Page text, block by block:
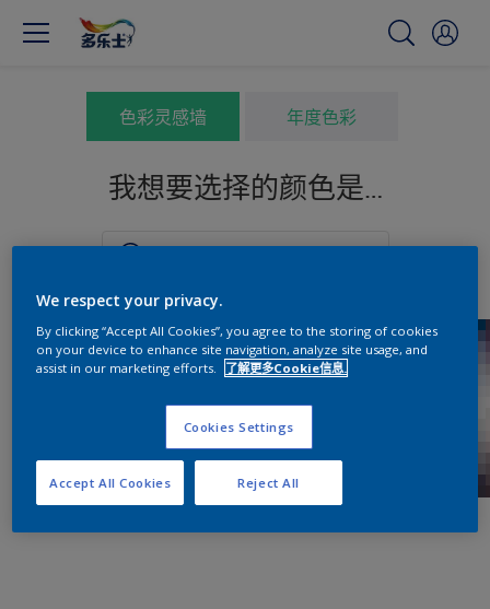
色彩灵感墙 年度色彩
我想要选择的颜色是…
We respect your privacy.
By clicking “Accept All Cookies”, you agree to the storing of cookies
on your device to enhance site navigation, analyze site usage, and
assist in our marketing efforts.
了解更多Cookie信息.
Cookies Settings
Reject All
Accept All Cookies